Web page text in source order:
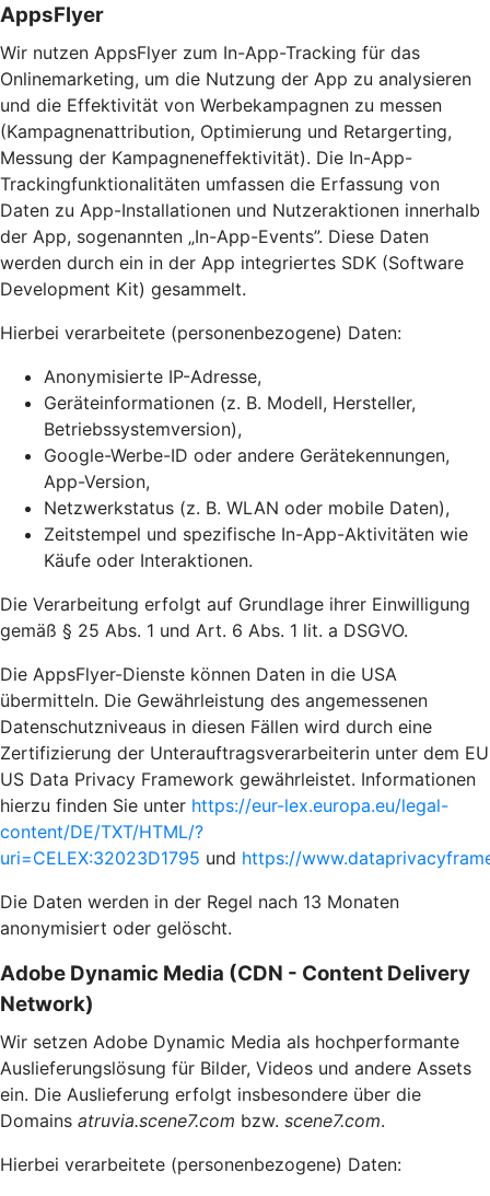
AppsFlyer
Wir nutzen AppsFlyer zum In-App-Tracking für das
Onlinemarketing, um die Nutzung der App zu analysieren
und die Effektivität von Werbekampagnen zu messen
(Kampagnenattribution, Optimierung und Retargerting,
Messung der Kampagneneffektivität). Die In-App-
Trackingfunktionalitäten umfassen die Erfassung von
Daten zu App-Installationen und Nutzeraktionen innerhalb
der App, sogenannten „In-App-Events”. Diese Daten
werden durch ein in der App integriertes SDK (Software
Development Kit) gesammelt.
Hierbei verarbeitete (personenbezogene) Daten:
Anonymisierte IP-Adresse,
Geräteinformationen (z. B. Modell, Hersteller,
Betriebssystemversion),
Google-Werbe-ID oder andere Gerätekennungen,
App-Version,
Netzwerkstatus (z. B. WLAN oder mobile Daten),
Zeitstempel und spezifische In-App-Aktivitäten wie
Käufe oder Interaktionen.
Die Verarbeitung erfolgt auf Grundlage ihrer Einwilligung
gemäß § 25 Abs. 1 und Art. 6 Abs. 1 lit. a DSGVO.
Die AppsFlyer-Dienste können Daten in die USA
übermitteln. Die Gewährleistung des angemessenen
Datenschutzniveaus in diesen Fällen wird durch eine
Zertifizierung der Unterauftragsverarbeiterin unter dem EU
US Data Privacy Framework gewährleistet. Informationen
hierzu finden Sie unter https://eur-lex.europa.eu/legal-
content/DE/TXT/HTML/?
uri=CELEX:32023D1795 und https://
Die Daten werden in der Regel nach 13 Monaten
anonymisiert oder gelöscht.
Adobe Dynamic Media (CDN - Content Delivery
Network)
Wir setzen Adobe Dynamic Media als hochperformante
Auslieferungslösung für Bilder, Videos und andere Assets
ein. Die Auslieferung erfolgt insbesondere über die
Domains atruvia.scene7.com bzw. scene7.com.
Hierbei verarbeitete (personenbezogene) Daten: